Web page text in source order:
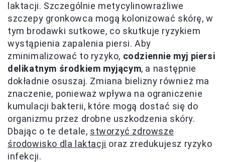
laktacji. Szczególnie metycylinowrażliwe
szczepy gronkowca mogą kolonizować skórę, w
tym brodawki sutkowe, co skutkuje ryzykiem
wystąpienia zapalenia piersi. Aby
zminimalizować to ryzyko, codziennie myj piersi
delikatnym środkiem myjącym, a następnie
dokładnie osuszaj. Zmiana bielizny również ma
znaczenie, ponieważ wpływa na ograniczenie
kumulacji bakterii, które mogą dostać się do
organizmu przez drobne uszkodzenia skóry.
Dbając o te detale, stworzyć zdrowsze
środowisko dla laktacji oraz zredukujesz ryzyko
infekcji.